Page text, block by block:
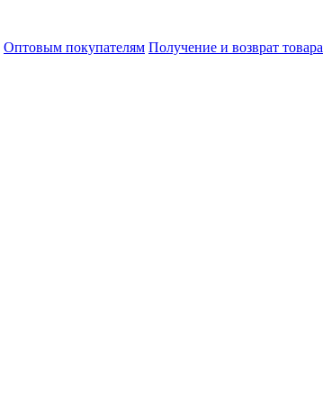
Оптовым покупателям Получение и возврат товара